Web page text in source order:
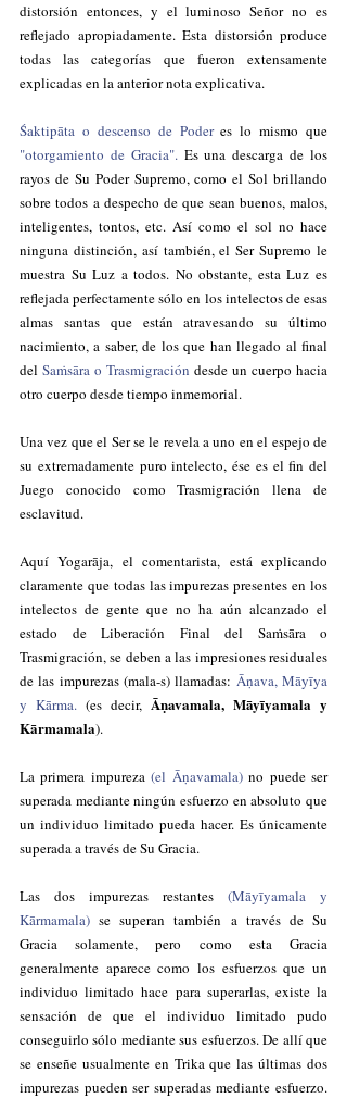
distorsión entonces, y el luminoso Señor no es
reflejado apropiadamente. Esta distorsión produce
todas las categorías que fueron extensamente
explicadas en la anterior nota explicativa.
Śaktipāta o descenso de Poder
"otorgamiento de Gracia". Es una descarga de los
rayos de Su Poder Supremo, como el Sol brillando
sobre todos a despecho de que sean buenos, malos,
inteligentes, tontos, etc. Así como el sol no hace
ninguna distinción, así también, el Ser Supremo le
muestra Su Luz a todos. No obstante, esta Luz es
reflejada perfectamente sólo en los intelectos de esas
almas santas que están atravesando su último
nacimiento, a saber, de los que han llegado al final
del Saṁsāra o Trasmigración desde un cuerpo hacia
otro cuerpo desde tiempo inmemorial.
Una vez que el Ser se le revela a uno en el espejo de
su extremadamente puro intelecto, ése es el fin del
Juego conocido como Trasmigración llena de
esclavitud.
Aquí Yogarāja, el comentarista, está explicando
claramente que todas las impurezas presentes en los
intelectos de gente que no ha aún alcanzado el
estado de Liberación Final del Saṁsāra o
Trasmigración, se deben a las impresiones residuales
de las impurezas (mala-s) llamadas: Āṇava, Māyīya
y Kārma. (es decir, Āṇavamala, Māyīyamala y
Kārmamala).
La primera impureza (el Āṇavamala) no puede ser
superada mediante ningún esfuerzo en absoluto que
un individuo limitado pueda hacer. Es únicamente
superada a través de Su Gracia.
Las dos impurezas restantes (Māyīyamala y
Kārmamala) se superan también a través de Su
Gracia solamente, pero como esta Gracia
generalmente aparece como los esfuerzos que un
individuo limitado hace para superarlas, existe la
sensación de que el individuo limitado pudo
conseguirlo sólo mediante sus esfuerzos. De allí que
se enseñe usualmente en Trika que las últimas dos
impurezas pueden ser superadas mediante esfuerzo.